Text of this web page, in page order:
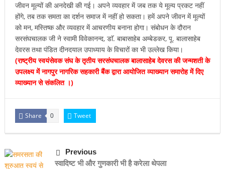
जीवन मूल्यों की अनदेखी की गई। अपने व्यवहार में जब तक ये मूल्य प्रकट नहीं
होंगे, तब तक समता का दर्शन समाज में नहीं हो सकता। हमें अपने जीवन में मूल्यों
को मन, मस्तिष्क और व्यवहार में आचरणीय बनाना होगा। संबोधन के दौरान
सरसंघचालक जी ने स्वामी विवेकानन्द, डाॅ. बाबासाहेब अम्बेडकर, पू. बालासाहेब
देवरस तथा पंडित दीनदयाल उपाध्याय के विचारों का भी उल्लेख किया।
(राष्ट्रीय स्वयंसेवक संघ के तृतीय सरसंघचालक बालासाहेब देवरस की जन्मशती के
उपलक्ष्य में नागपुर नागरिक सहकारी बैंक द्वारा आयोजित व्याख्यान समारोह में दिए
व्याख्यान से संकलित ।)
Share 0 Tweet
Previous
स्वादिष्ट भी और गुणकारी भी है करेला थेपला